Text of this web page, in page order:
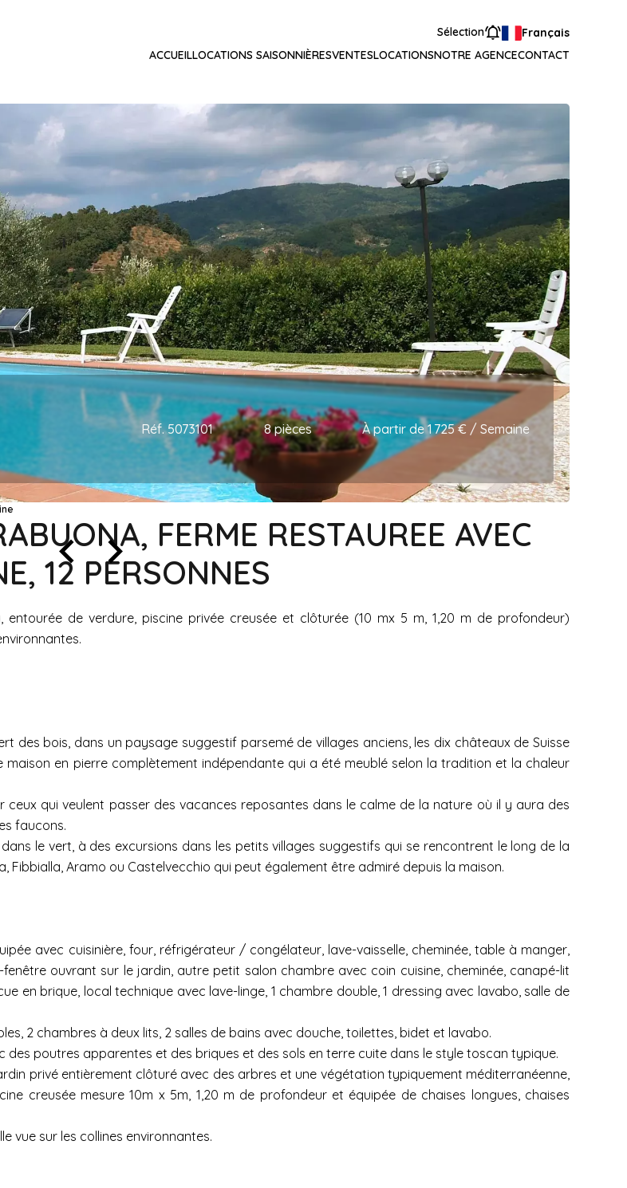
Sélection
Français
ACCUEILLOCATIONS SAISONNIÈRESVENTESLOCATIONSNOTRE AGENCECONTACT
Réf. 5073101 8 pièces À partir de 1 725 € / Semaine
FERME RESTAUREE AVEC
12 PERSONNES
de verdure, piscine privée creusée et clôturée (10 mx 5 m, 1,20 m de profondeur)
des bois, dans un paysage suggestif parsemé de villages anciens, les dix châteaux de Suisse
en pierre complètement indépendante qui a été meublé selon la tradition et la chaleur
qui veulent passer des vacances reposantes dans le calme de la nature où il y aura des
faucons.
le vert, à des excursions dans les petits villages suggestifs qui se rencontrent le long de la
Fibbialla, Aramo ou Castelvecchio qui peut également être admiré depuis la maison.
avec cuisinière, four, réfrigérateur / congélateur, lave-vaisselle, cheminée, table à manger,
ouvrant sur le jardin, autre petit salon chambre avec coin cuisine, cheminée, canapé-lit
en brique, local technique avec lave-linge, 1 chambre double, 1 dressing avec lavabo, salle de
2 chambres à deux lits, 2 salles de bains avec douche, toilettes, bidet et lavabo.
poutres apparentes et des briques et des sols en terre cuite dans le style toscan typique.
privé entièrement clôturé avec des arbres et une végétation typiquement méditerranéenne,
creusée mesure 10m x 5m, 1,20 m de profondeur et équipée de chaises longues, chaises
vue sur les collines environnantes.